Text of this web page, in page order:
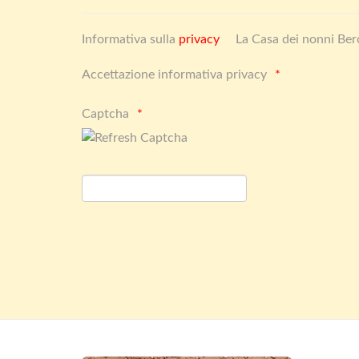
Informativa sulla privacy La Casa dei nonni
Accettazione informativa privacy
Captcha